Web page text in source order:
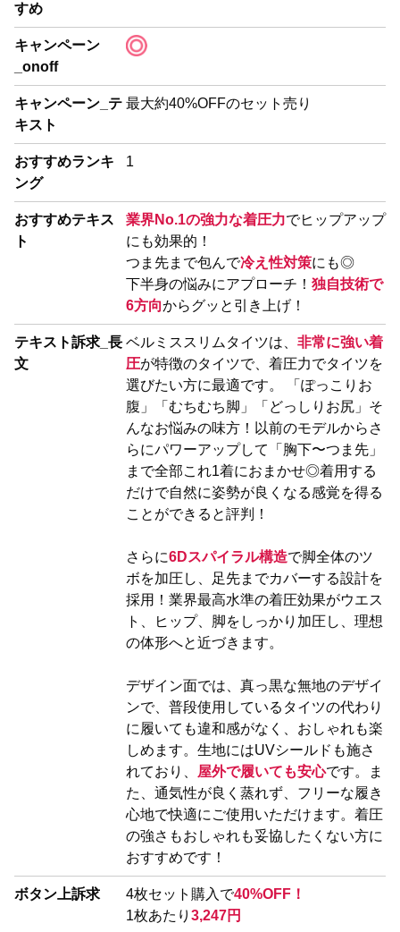
すめ
キャンペーン
_onoff
キャンペーン_テ
キスト
最大約40%OFFのセット売り
おすすめランキ
ング
1
おすすめテキス
ト
業界No.1の強力な着圧力でヒップアップ
にも効果的！
つま先まで包んで冷え性対策にも◎
下半身の悩みにアプローチ！ 独自技術で
6方向からグッと引き上げ！
テキスト訴求_長
文
ベルミススリムタイツは、 非常に強い着
圧が特徴のタイツで、着圧力でタイツを
選びたい方に最適です。 「ぽっこりお
腹」「むちむち脚」「どっしりお尻」そ
んなお悩みの味方！以前のモデルからさ
らにパワーアップして「胸下〜つま先」
まで全部これ1着におまかせ◎着用する
だけで自然に姿勢が良くなる感覚を得る
ことができると評判！
さらに6Dスパイラル構造で脚全体のツ
ボを加圧し、足先までカバーする設計を
採用！業界最高水準の着圧効果がウエス
ト、ヒップ、脚をしっかり加圧し、理想
の体形へと近づきます。
デザイン面では、真っ黒な無地のデザイ
ンで、普段使用しているタイツの代わり
に履いても違和感がなく、おしゃれも楽
しめます。生地にはUVシールドも施さ
れており、 屋外で履いても安心です。ま
た、通気性が良く蒸れず、フリーな履き
心地で快適にご使用いただけます。着圧
の強さもおしゃれも妥協したくない方に
おすすめです！
ボタン上訴求 4枚セット購入で40%OFF！
1枚あたり 3,247円